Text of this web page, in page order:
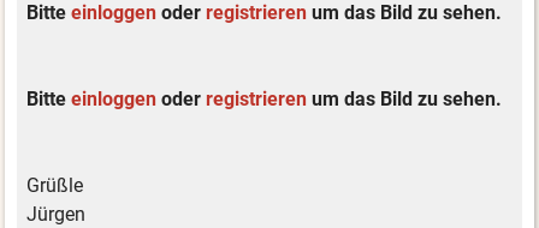
Bitteeinloggen oderregistrieren um das Bild zu sehen.
Bitteeinloggen oderregistrieren um das Bild zu sehen.
Grüßle
Jürgen